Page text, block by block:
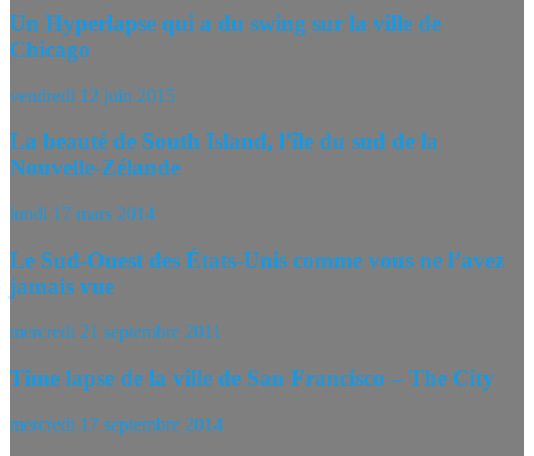
Un Hyperlapse qui a du swing sur la ville de
Chicago
vendredi 12 juin 2015
La beauté de South Island, l’île du sud de la
Nouvelle-Zélande
lundi 17 mars 2014
Le Sud-Ouest des États-Unis comme vous ne l’avez
jamais vue
mercredi 21 septembre 2011
Time lapse de la ville de San Francisco – The City
mercredi 17 septembre 2014